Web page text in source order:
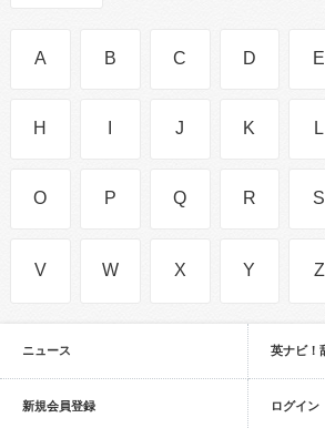
A B C D E
H J K L
O P Q R S
V W X Y Z
ニュース 英ナビ！
新規会員登録 ログイン